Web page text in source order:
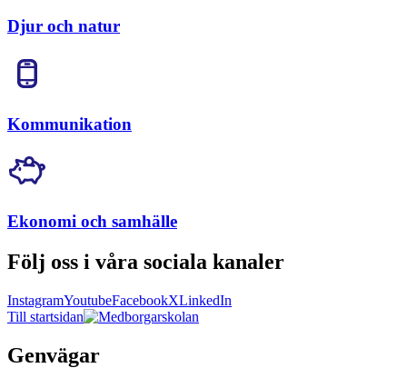
Djur och natur
Kommunikation
Ekonomi och samhälle
Följ oss i våra sociala kanaler
InstagramYoutubeFacebookXLinkedIn
Till startsidan
Genvägar